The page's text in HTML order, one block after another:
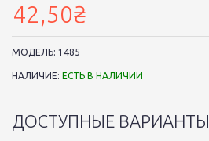
42,50₴
МОДЕЛЬ: 1485
НАЛИЧИЕ: ЕСТЬ В НАЛИЧИИ
ДОСТУПНЫЕ ВАРИАНТЫ